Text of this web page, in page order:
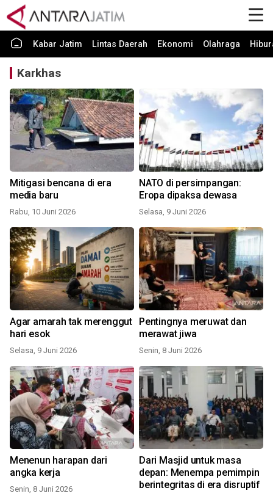
Kabar Jatim Lintas Daerah Ekonomi Olahraga
Karkhas
Mitigasi bencana di era
media baru
Rabu, 10 Juni 2026
NATO di persimpangan:
Eropa dipaksa dewasa
Selasa, 9 Juni 2026
Agar amarah tak merenggut
hari esok
Selasa, 9 Juni 2026
Pentingnya meruwat dan
merawat jiwa
Senin, 8 Juni 2026
Menenun harapan dari
angka kerja
Senin, 8 Juni 2026
Dari Masjid untuk masa
depan: Menempa pemimpin
berintegritas di era disruptif